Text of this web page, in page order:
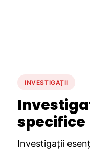
INVESTIGAȚII
specifice
Investigații